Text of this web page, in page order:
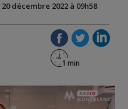
20 décembre 2022 à 09h58